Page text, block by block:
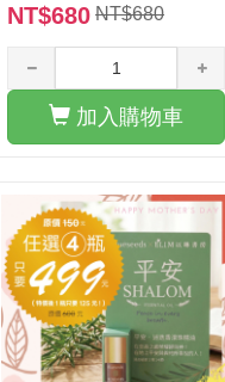
實體門市書籍
NT$680 NT$680
加入購物車